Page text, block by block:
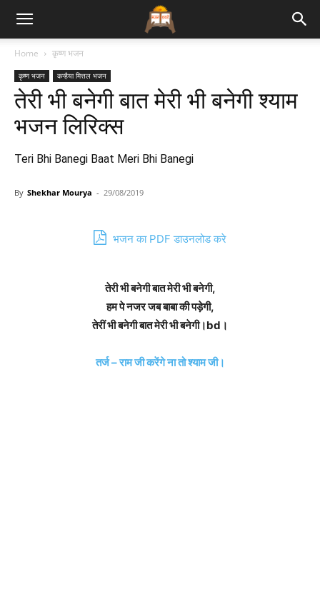
Bhajan
Lyrics
Home कृष्ण भजन
कृष्ण भजन कन्हैया मित्तल भजन
तेरी भी बनेगी बात मेरी भी बनेगी श्याम
भजन लिरिक्स
Teri Bhi Banegi Baat Meri Bhi Banegi
By Shekhar Mourya - 29/08/2019
भजन का PDF डाउनलोड करे
तेरी भी बनेगी बात मेरी भी बनेगी,
हम पे नजर जब बाबा की पड़ेगी,
तेरीं भी बनेगी बात मेरी भी बनेगी।bd।
तर्ज – राम जी करेंगे ना तो श्याम जी।